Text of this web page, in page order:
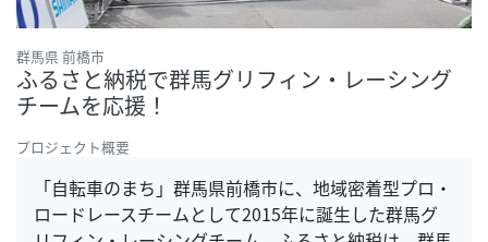
群馬県 前橋市
ふるさと納税で群馬グリフィン・レーシング
チームを応援！
プロジェクト概要
「自転車のまち」群馬県前橋市に、地域密着型プロ・
ロードレースチームとして2015年に誕生した群馬グ